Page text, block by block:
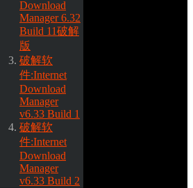
Download
Manager 6.32
Build 11破解
版
破解软
件:Internet
Download
Manager
v6.33 Build 1
破解软
件:Internet
Download
Manager
v6.33 Build 2